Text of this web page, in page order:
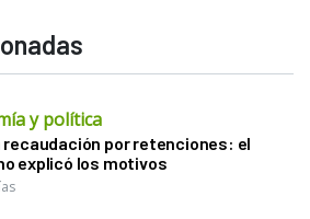
y política
recaudación por retenciones: el
explicó los motivos